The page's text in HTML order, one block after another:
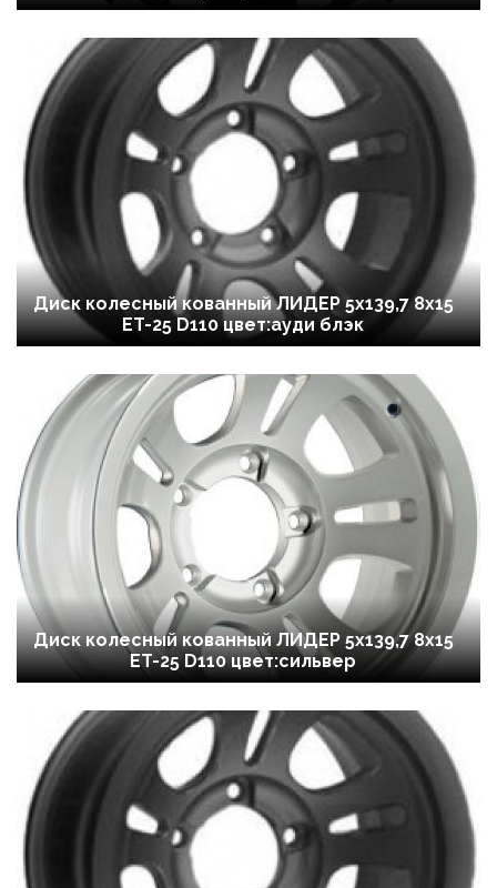
Диск колесный кованный ЛИДЕР 5х139,7 8x15
ET-25 D110 цвет:ауди блэк
Диск колесный кованный ЛИДЕР 5х139,7 8x15
ET-25 D110 цвет:сильвер